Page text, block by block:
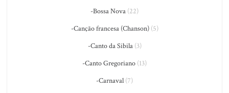
-Bossa Nova (22)
-Canção francesa (Chanson)(5)
-Canto da Sibila(3)
-Canto Gregoriano (13)
-Carnaval (7)